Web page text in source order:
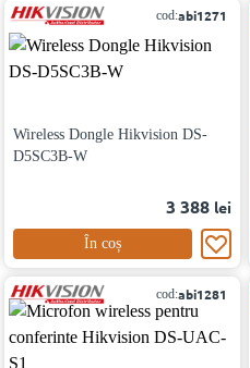
cod:abi1271
Wireless Dongle Hikvision DS-
D5SC3B-W
3 388 lei
În coș
cod:abi1281